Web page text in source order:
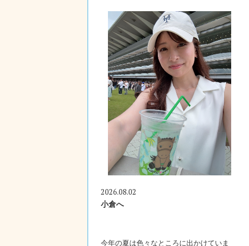
2026.08.02
小倉へ
今年の夏は色々なところに出かけていま